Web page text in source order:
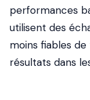
performances
utilisent des
moins fiables
résultats dans